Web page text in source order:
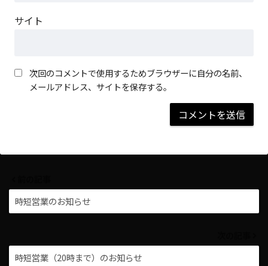
サイト
次回のコメントで使用するためブラウザーに自分の名前、
メールアドレス、サイトを保存する。
時短営業のお知らせ
時短営業（20時まで）のお知らせ